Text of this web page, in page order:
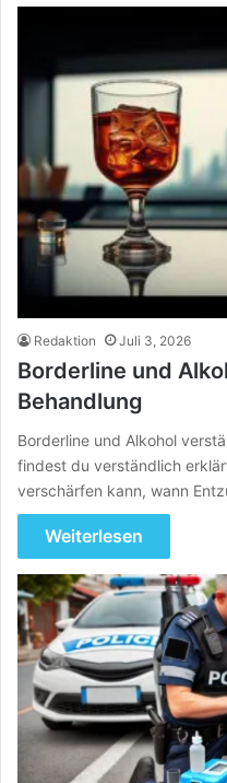
Redaktion Juli 3, 2026
Borderline und
Behandlung
Borderline und Alkohol
findest du verständlich
verschärfen kann, wann
Weiterlesen